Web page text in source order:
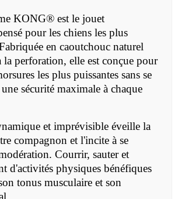
KONG® est le jouet
pour les chiens les plus
en caoutchouc naturel
la perforation, elle est conçue pour
les plus puissantes sans se
sécurité maximale à chaque
et imprévisible éveille la
compagnon et l'incite à se
Courrir, sauter et
d'activités physiques bénéfiques
tonus musculaire et son